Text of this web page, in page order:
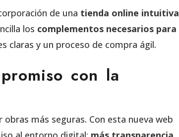
de una tienda online intuitiva
los complementos necesarios para
claras y un proceso de compra ágil.
con la
más seguras. Con esta nueva web